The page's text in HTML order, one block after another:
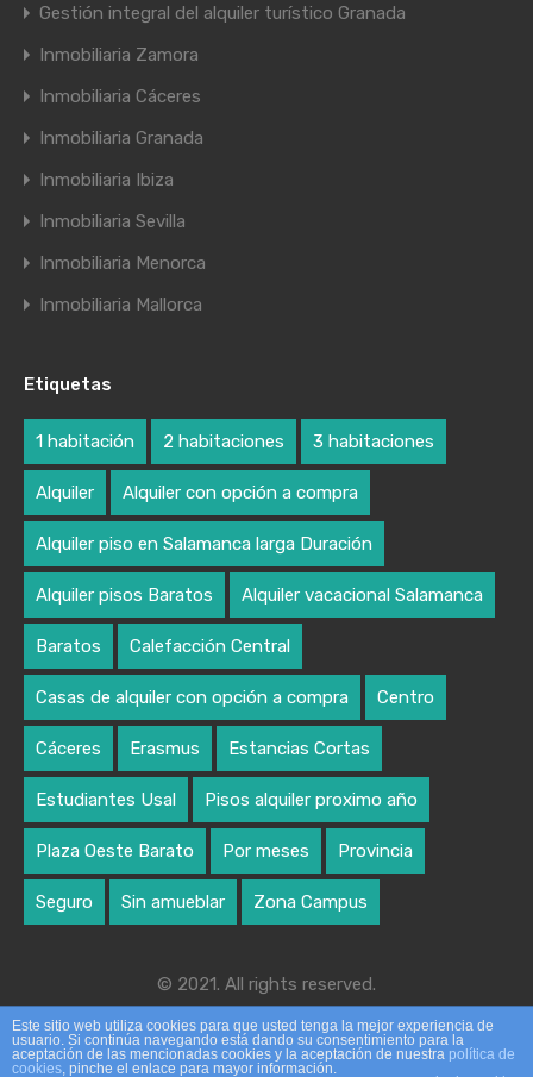
Gestión integral del alquiler turístico Granada
Inmobiliaria Zamora
Inmobiliaria Cáceres
Inmobiliaria Granada
Inmobiliaria Ibiza
Inmobiliaria Sevilla
Inmobiliaria Menorca
Inmobiliaria Mallorca
Etiquetas
1 habitación 2 habitaciones 3 habitaciones
Alquiler Alquiler con opción a compra
Alquiler piso en Salamanca larga Duración
Alquiler pisos Baratos Alquiler vacacional Salamanca
Baratos Calefacción Central
Casas de alquiler con opción a compra Centro
Cáceres Erasmus Estancias Cortas
Estudiantes Usal Pisos alquiler proximo año
Plaza Oeste Barato Por meses Provincia
Seguro Sin amueblar Zona Campus
© 2021. All rights reserved.
Designed by algoritmo creativo
Este sitio web utiliza cookies para que usted tenga la mejor experiencia de
usuario. Si continúa navegando está dando su consentimiento para la
aceptación de las mencionadas cookies y la aceptación de nuestra política de
cookies, pinche el enlace para mayor información.